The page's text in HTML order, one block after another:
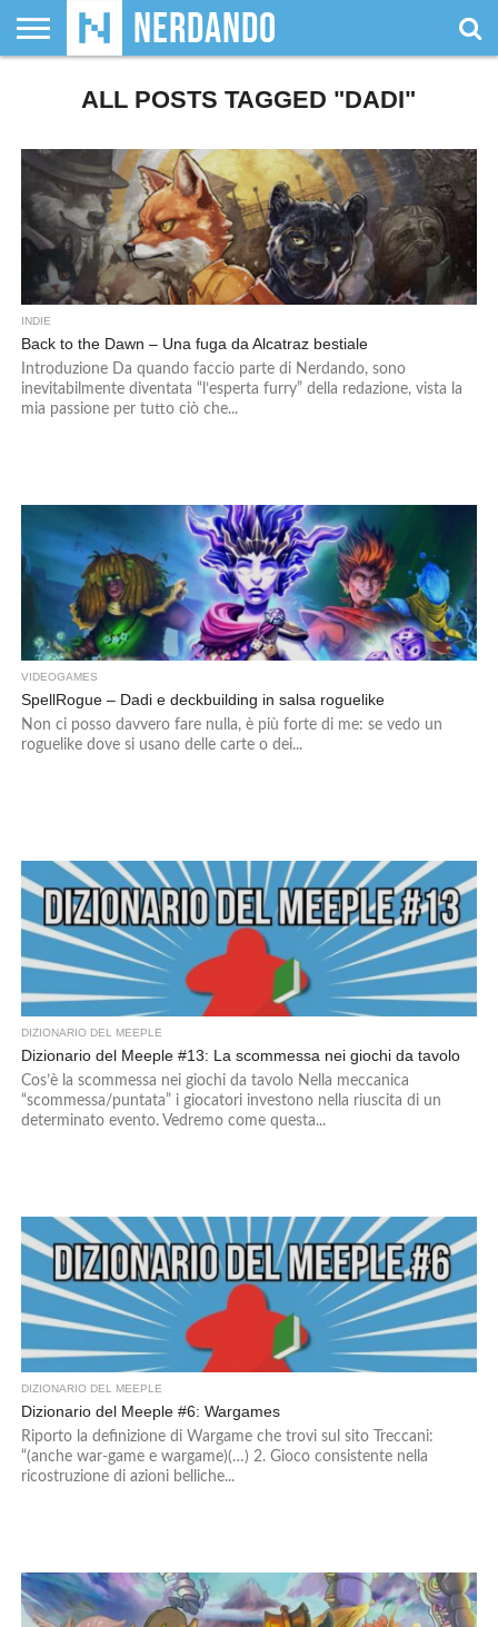
SIAMO
GIOCHI
GIOCHI
VIDEOGAMES
FUMETTI
& LIBRI
MAGIC:
DUNGEONS
WRESTLING
NERDANDO
AWARDS
BOLLINIALL POSTS TAGGED "DADI"
INDIE
Back to the Dawn – Una fuga da Alcatraz bestiale
Introduzione Da quando faccio parte di Nerdando, sono
inevitabilmente diventata “l’esperta furry” della redazione, vista la
mia passione per tutto ciò che...
VIDEOGAMES
SpellRogue – Dadi e deckbuilding in salsa roguelike
Non ci posso davvero fare nulla, è più forte di me: se vedo un
roguelike dove si usano delle carte o dei...
DIZIONARIO DEL MEEPLE
Dizionario del Meeple #13: La scommessa nei giochi da tavolo
Cos’è la scommessa nei giochi da tavolo Nella meccanica
“scommessa/puntata” i giocatori investono nella riuscita di un
determinato evento. Vedremo come questa...
DIZIONARIO DEL MEEPLE
Dizionario del Meeple #6: Wargames
Riporto la definizione di Wargame che trovi sul sito Treccani:
“(anche war-game e wargame)(…) 2. Gioco consistente nella
ricostruzione di azioni belliche...